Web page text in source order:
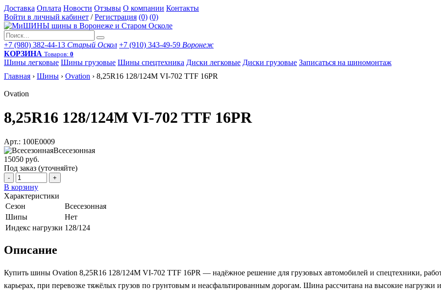
Доставка Оплата Новости Отзывы О компании Контакты
Войти в личный кабинет / Регистрация (0) (0)
+7 (980) 382-44-13 Старый Оскол +7 (910) 343-49-59 Воронеж
КОРЗИНА Товаров: 0
Шины легковые Шины грузовые Шины спецтехника Диски легковые Диски грузовые Записаться на шиномонтаж
Главная › Шины › Ovation › 8,25R16 128/124M VI-702 TTF 16PR
Ovation
8,25R16 128/124M VI-702 TTF 16PR
Арт.: 100E0009
Всесезонная
15050 руб.
Под заказ (уточняйте)
- +
В корзину
Характеристики
Сезон
Всесезонная
Шипы
Нет
Индекс нагрузки 128/124
Описание
Купить шины Ovation 8,25R16 128/124M VI-702 TTF 16PR — надёжное решение для грузовых автомобилей и спецтехники,
карьерах, при перевозке тяжёлых грузов по грунтовым и неасфальтированным дорогам. Шина рассчитана на высокие нагрузки